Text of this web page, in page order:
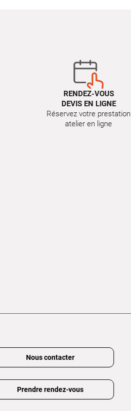
RENDEZ-VOUS
DEVIS EN LIGNE
Réservez votre prestation
atelier en ligne
Nous contacter
Prendre rendez-vous